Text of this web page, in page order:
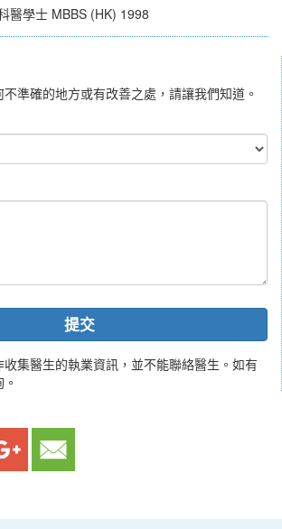
醫學士 MBBS (HK) 1998
準確的地方或有改善之處，請讓我們知道。
提交
集醫生的執業資訊，並不能聯絡醫生。如有